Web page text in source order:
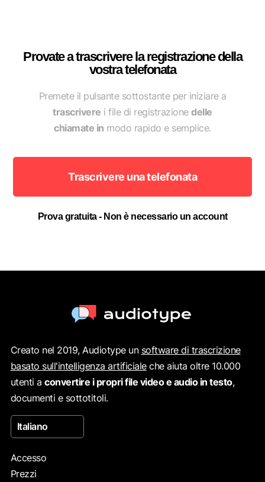
Provate a trascrivere la registrazione della
vostra telefonata
Premete il pulsante sottostante per iniziare a
trascrivere i file di registrazionedelle
chiamate in modo rapido e semplice.
Trascrivere una telefonata
Prova gratuita - Non è necessario un account
Creato nel 2019, Audiotype un software di trascrizione
basato sull'intelligenza artificialeche aiuta oltre 10.000
utenti aconvertire i propri file video e audio in testo,
documenti e sottotitoli.
Italiano
Accesso
Prezzi